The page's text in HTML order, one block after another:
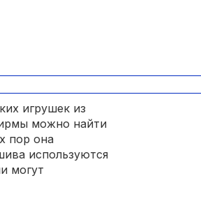
игрушек из
можно найти
пор она
используются
могут